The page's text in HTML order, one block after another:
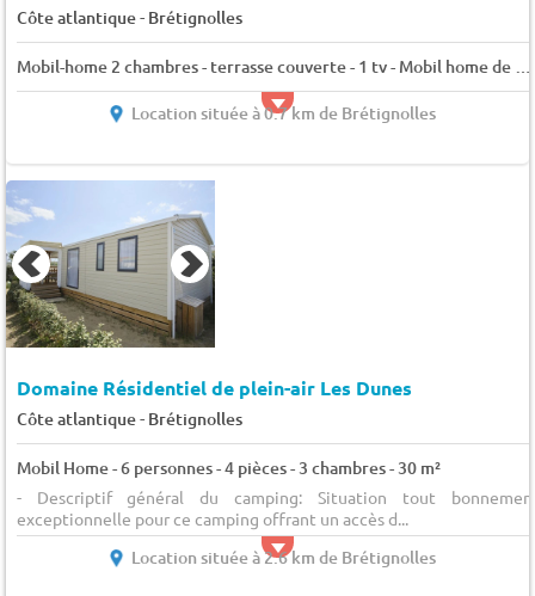
Côte atlantique- Brétignolles
Location située à 0.7 km de Brétignolles
Domaine Résidentiel de plein-air Les Dunes
Côte atlantique- Brétignolles
Mobil Home - 6 personnes - 4 pièces - 3 chambres - 30 m²
- Descriptif général du camping: Situation tout
exceptionnelle pour ce camping offrant un accès d...
Location située à 2.6 km de Brétignolles